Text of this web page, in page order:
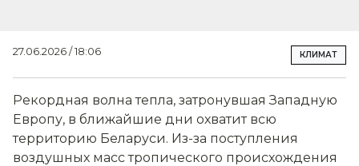
27.06.2026 / 18:06 КЛИМАТ
Рекордная волна тепла, затронувшая Западную
Европу, в ближайшие дни охватит всю
территорию Беларуси. Из-за поступления
воздушных масс тропического происхождения